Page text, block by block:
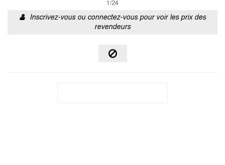
1/24
Inscrivez-vous ou connectez-vous pour voir les prix des
revendeurs